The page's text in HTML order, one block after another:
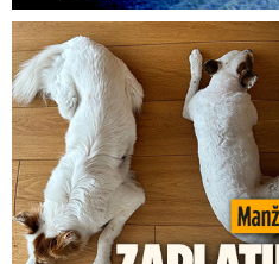
Za hlídání psů zaplatili 20 tisíc,